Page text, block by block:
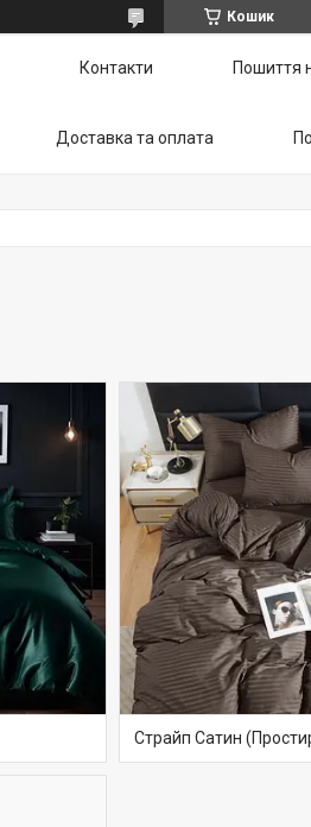
Кошик
Контакти Пошиття
Доставка та оплата
Страйп Сатин